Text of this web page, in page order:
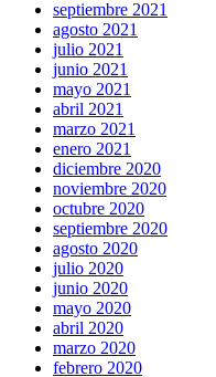
septiembre 2021
agosto 2021
julio 2021
junio 2021
mayo 2021
abril 2021
marzo 2021
enero 2021
diciembre 2020
noviembre 2020
octubre 2020
septiembre 2020
agosto 2020
julio 2020
junio 2020
mayo 2020
abril 2020
marzo 2020
febrero 2020